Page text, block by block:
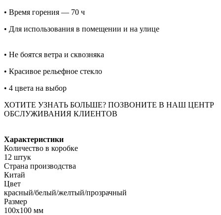
• Время горения — 70 ч
• Для использования в помещении и на улице
• Не боятся ветра и сквозняка
• Красивое рельефное стекло
• 4 цвета на выбор
ХОТИТЕ УЗНАТЬ БОЛЬШЕ? ПОЗВОНИТЕ В НАШ ЦЕНТР
ОБСЛУЖИВАНИЯ КЛИЕНТОВ
Характеристики
Количество в коробке
12 штук
Страна производства
Китай
Цвет
красный/белый/желтый/прозрачный
Размер
100х100 мм